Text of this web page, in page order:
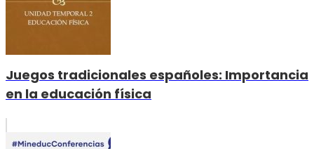
Juegos tradicionales españoles: Importancia
en la educación física